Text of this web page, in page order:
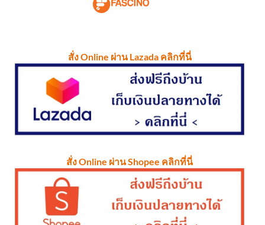
สั่ง Online ผ่าน Lazada คลิกที่นี่
สั่ง Online ผ่าน Shopee คลิกที่นี่